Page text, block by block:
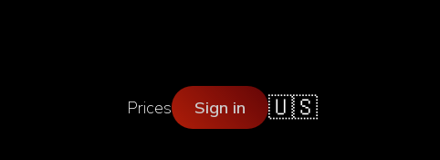
Prices Sign in 🇺🇸